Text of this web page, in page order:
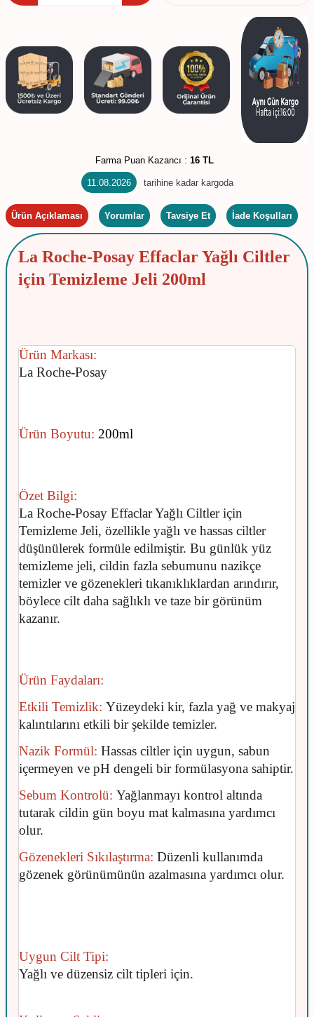
Farma Puan Kazancı : 16 TL
11.08.2026 tarihine kadar kargoda
Ürün Açıklaması Yorumlar Tavsiye Et İade Koşulları
La Roche-Posay Effaclar Yağlı Ciltler
için Temizleme Jeli 200ml
Ürün Markası:
La Roche-Posay
Ürün Boyutu: 200ml
Özet Bilgi:
La Roche-Posay Effaclar Yağlı Ciltler için
Temizleme Jeli, özellikle yağlı ve hassas ciltler
düşünülerek formüle edilmiştir. Bu günlük yüz
temizleme jeli, cildin fazla sebumunu nazikçe
temizler ve gözenekleri tıkanıklıklardan arındırır,
böylece cilt daha sağlıklı ve taze bir görünüm
kazanır.
Ürün Faydaları:
Etkili Temizlik: Yüzeydeki kir, fazla yağ ve makyaj
kalıntılarını etkili bir şekilde temizler.
Nazik Formül: Hassas ciltler için uygun, sabun
içermeyen ve pH dengeli bir formülasyona sahiptir.
Sebum Kontrolü: Yağlanmayı kontrol altında
tutarak cildin gün boyu mat kalmasına yardımcı
olur.
Gözenekleri Sıkılaştırma: Düzenli kullanımda
gözenek görünümünün azalmasına yardımcı olur.
Uygun Cilt Tipi:
Yağlı ve düzensiz cilt tipleri için.